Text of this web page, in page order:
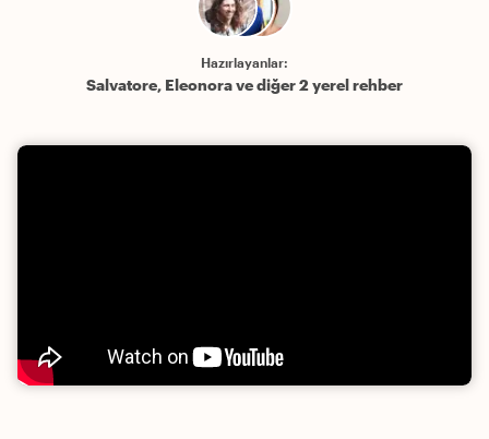
Hazırlayanlar:
Salvatore, Eleonora ve diğer 2 yerel rehber